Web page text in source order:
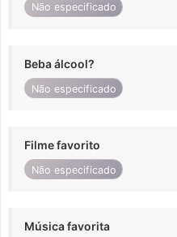
Não especificado
Beba álcool?
Não especificado
Filme favorito
Não especificado
Música favorita